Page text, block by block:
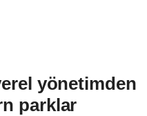
yönetimden
parklar